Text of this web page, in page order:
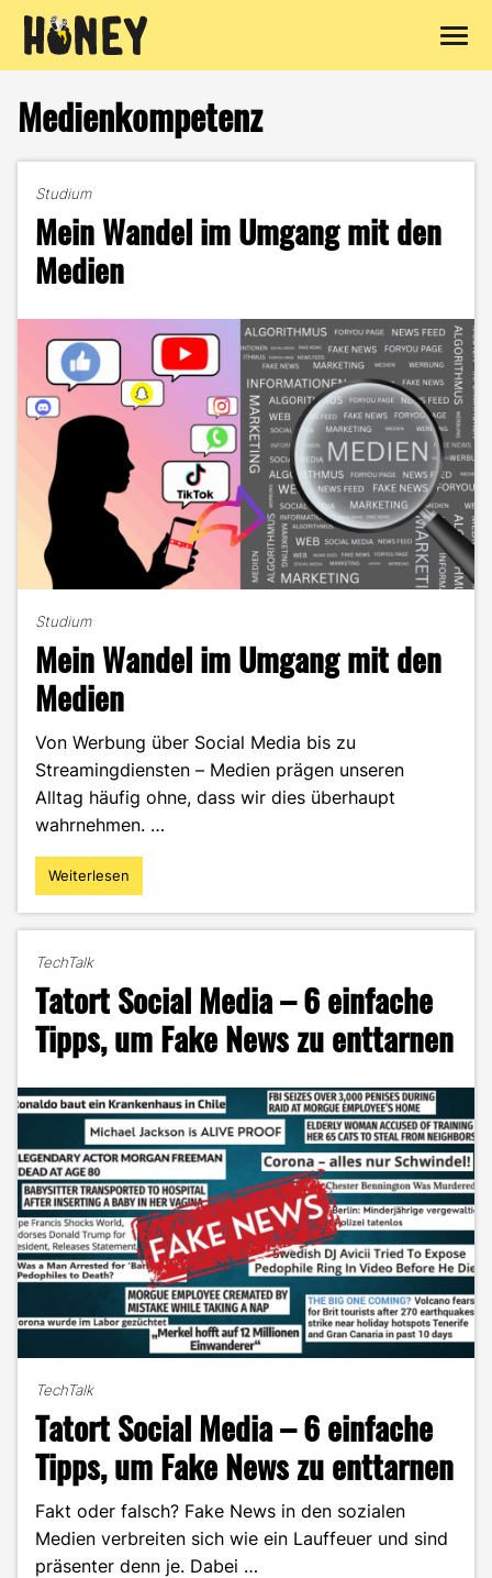
Inhalt
springen
Medienkompetenz
Studium
Mein Wandel im Umgang mit den
Medien
Studium
Mein Wandel im Umgang mit den
Medien
Von Werbung über Social Media bis zu
Streamingdiensten – Medien prägen unseren
Alltag häufig ohne, dass wir dies überhaupt
wahrnehmen. …
"Mein
Wandel
mit
den
Medien"
Weiterlesen
TechTalk
Tatort Social Media – 6 einfache
Tipps, um Fake News zu enttarnen
TechTalk
Tatort Social Media – 6 einfache
Tipps, um Fake News zu enttarnen
Fakt oder falsch? Fake News in den sozialen
Medien verbreiten sich wie ein Lauffeuer und sind
präsenter denn je. Dabei …